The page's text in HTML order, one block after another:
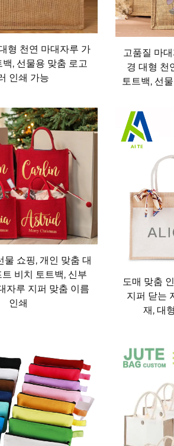
들 수 있지만, 장기적으로 보면 매우
수년에 걸쳐 비용이 크게 누적됩니다.
는 고객이 직접 자루 가방을 가져올
작되어 정기적으로 새 가방을 구입하
탁월한 재정적 선택이며 뛰어난 가
됩니다.
는 식료품 쇼핑입니다. 자루 가방은
하기에 이상적입니다. 많은 자루 가방
할 수 있습니다. 플라스틱 봉투처럼 터
자루 가방을 몇 개씩 비치해 두어 슈
니다. 컴팩트한 줄리 토트백은 지갑,
학교까지의 통근 시에는 줄리 백팩이
이용 시에도 부담을 줄여줍니다. 줄리
산이나 급하게 준비한 선물처럼 예기
형 천연 마대자루 가
백, 선물용 맞춤 로고
인쇄 가능
고품질 마
경 대형 천
토트백, 선
물 쇼핑, 개인 맞춤 대
비치 토트백, 신부
자루 지퍼 맞춤 이름
인쇄
도매 맞춤
지퍼 닫는
재, 대